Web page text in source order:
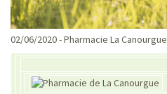
02/06/2020 - Pharmacie La Canourgue